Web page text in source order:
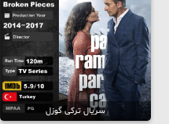
سریال ترکی گوزل